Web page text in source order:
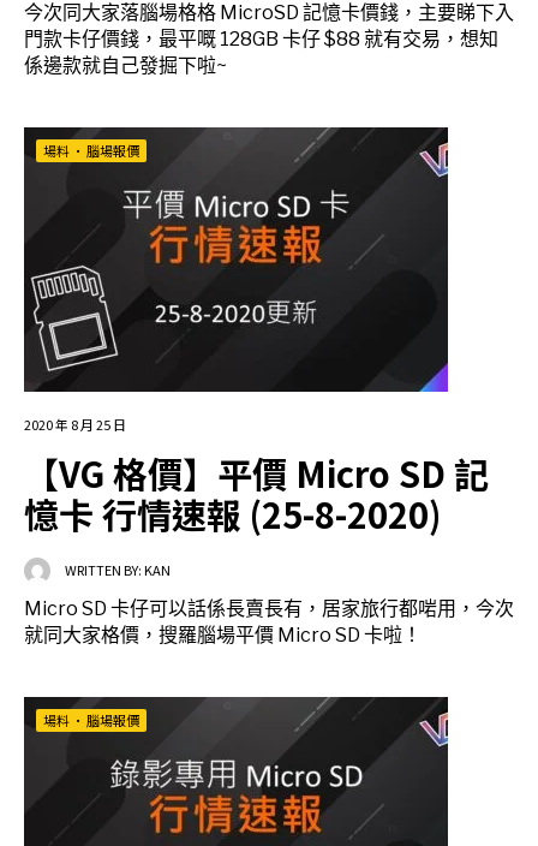
今次同大家落腦場格格 MicroSD 記憶卡價錢，主要睇下入
門款卡仔價錢，最平嘅 128GB 卡仔 $88 就有交易，想知
係邊款就自己發掘下啦~
場料 • 腦場報價
2020 年 8 月 25 日
【VG 格價】平價 Micro SD 記
憶卡 行情速報 (25-8-2020)
WRITTEN BY:KAN
Micro SD 卡仔可以話係長賣長有，居家旅行都啱用，今次
就同大家格價，搜羅腦場平價 Micro SD 卡啦！
場料 • 腦場報價